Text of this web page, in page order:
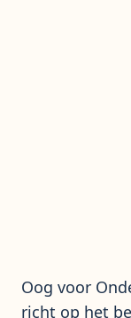
Oog voor
richt op het